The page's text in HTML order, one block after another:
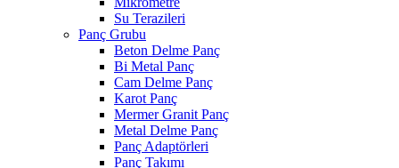
Su Terazileri
Panç Grubu
Beton Delme Panç
Bi Metal Panç
Cam Delme Panç
Karot Panç
Mermer Granit Panç
Metal Delme Panç
Panç Adaptörleri
Panç Takımı